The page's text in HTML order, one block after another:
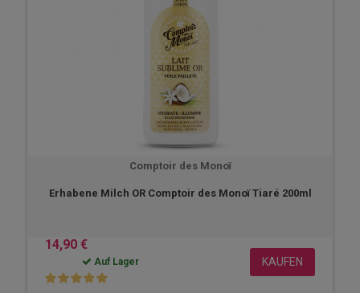
Comptoir des Monoï
Erhabene Milch OR Comptoir des Monoï Tiaré 200ml
14,90 €
Auf Lager KAUFEN